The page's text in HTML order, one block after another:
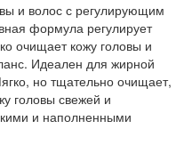
и волос с регулирующим
формула регулирует
очищает кожу головы и
Идеален для жирной
но тщательно очищает,
головы свежей и
и наполненными